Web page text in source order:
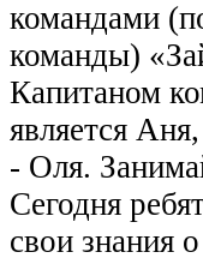
командами
команды)
Капитаном
является
- Оля.
Сегодня
свои знания